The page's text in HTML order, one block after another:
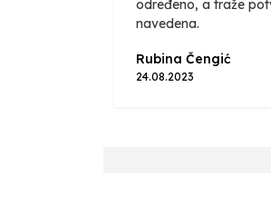
određeno, a traže
navedena.
Rubina Čengić
24.08.2023